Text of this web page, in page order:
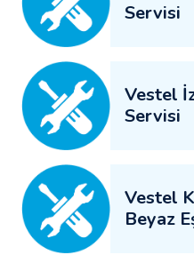
Servisi
Vestel
Servisi
Vestel
Beyaz